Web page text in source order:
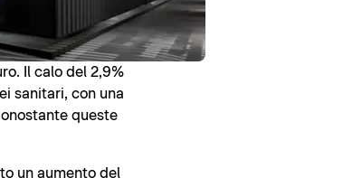
Il calo del 2,9%
sanitari, con una
queste
un aumento del